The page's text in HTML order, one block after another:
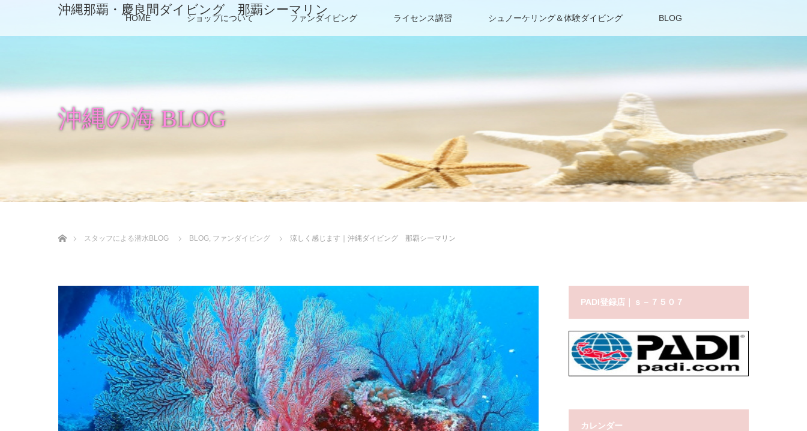
沖縄那覇・慶良間ダイビング 那覇シーマリン
HOME ショップについて ファンダイビング ライセンス講習 シュノーケリング＆体験ダイビング BLOG
沖縄の海 BLOG
スタッフによる潜水BLOG
BLOG, ファンダイビング 涼しく感じます｜沖縄ダイビング 那覇シーマリン
PADI登録店｜ｓ－７５０７
カレンダー